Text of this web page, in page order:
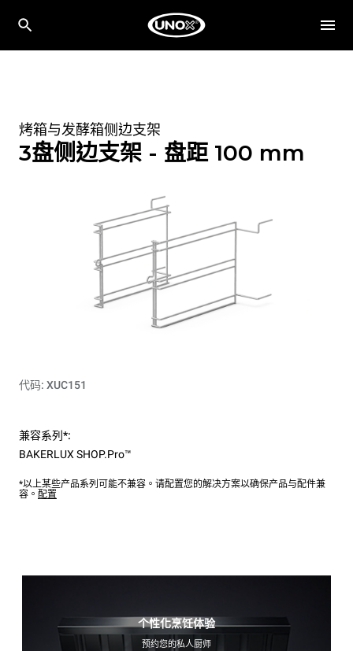
烤箱与发酵箱侧边支架
3盘侧边支架 - 盘距 100 mm
代码: XUC151
兼容系列*:
BAKERLUX SHOP.Pro™
*以上某些产品系列可能不兼容。请配置您的解决方案以确保产品与配件兼
容。 配置
个性化烹饪体验
预约您的私人厨师